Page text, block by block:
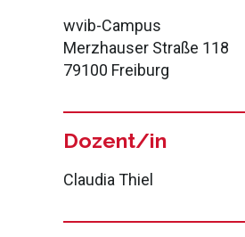
wvib-Campus
Merzhauser Straße 118
79100 Freiburg
Dozent/in
Claudia Thiel